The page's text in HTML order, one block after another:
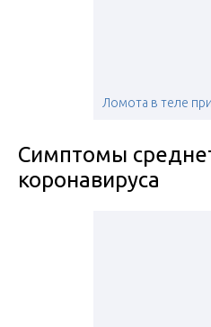
Ломота в теле
Симптомы
коронавируса